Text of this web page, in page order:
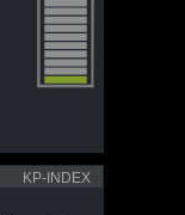
KP-INDEX